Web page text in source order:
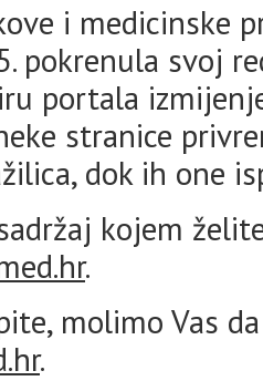
i medicinske
pokrenula svoj
portala
stranice
dok ih one
kojem
.
molimo Vas
.